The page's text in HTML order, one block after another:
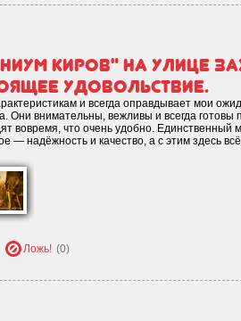
Киров" на улице
удовольствие.
и всегда оправдывает мои
Они внимательны, вежливы и всегда готовы
вовремя, что очень удобно. Единственный
— надёжность и качество, а с этим здесь
Ложь! (0)